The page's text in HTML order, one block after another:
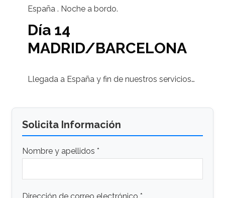
España . Noche a bordo.
Día 14
MADRID/BARCELONA
Llegada a España y fin de nuestros servicios…
Solicita Información
Nombre y apellidos *